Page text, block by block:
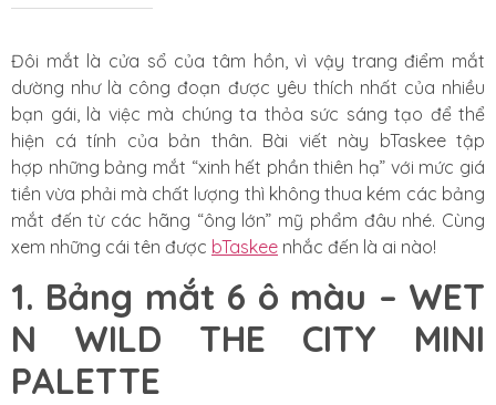
Đôi mắt là cửa sổ của tâm hồn, vì vậy trang điểm mắt
dường như là công đoạn được yêu thích nhất của nhiều
bạn gái, là việc mà chúng ta thỏa sức sáng tạo để thể
hiện cá tính của bản thân. Bài viết này bTaskee tập
hợp những bảng mắt “xinh hết phần thiên hạ” với mức giá
tiền vừa phải mà chất lượng thì không thua kém các bảng
mắt đến từ các hãng “ông lớn” mỹ phẩm đâu nhé. Cùng
xem những cái tên được bTaskee nhắc đến là ai nào!
1. Bảng mắt 6 ô màu – WET
N WILD THE CITY MINI
PALETTE